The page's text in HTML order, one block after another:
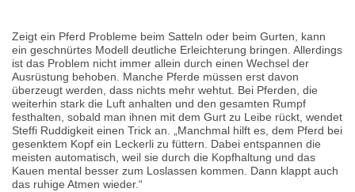
Zeigt ein Pferd Probleme beim Satteln oder beim Gurten, kann
ein geschnürtes Modell deutliche Erleichterung bringen. Allerdings
ist das Problem nicht immer allein durch einen Wechsel der
Ausrüstung behoben. Manche Pferde müssen erst davon
überzeugt werden, dass nichts mehr wehtut. Bei Pferden, die
weiterhin stark die Luft anhalten und den gesamten Rumpf
festhalten, sobald man ihnen mit dem Gurt zu Leibe rückt, wendet
Steffi Ruddigkeit einen Trick an. „Manchmal hilft es, dem Pferd bei
gesenktem Kopf ein Leckerli zu füttern. Dabei entspannen die
meisten automatisch, weil sie durch die Kopfhaltung und das
Kauen mental besser zum Loslassen kommen. Dann klappt auch
das ruhige Atmen wieder.“